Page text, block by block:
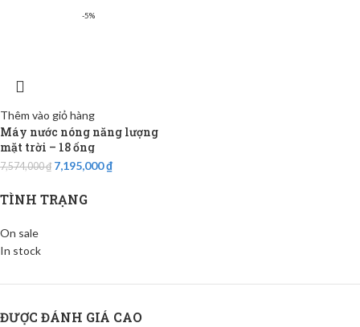
TÌNH TRẠNG
On sale
In stock
ĐƯỢC ĐÁNH GIÁ CAO
-5%
Thêm vào giỏ hàng
Máy nước nóng năng lượng
mặt trời – 18 ống
7,574,000₫ 7,195,000₫